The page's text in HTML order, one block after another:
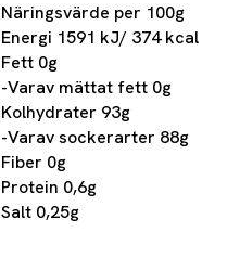
Näringsvärde per 100g
Energi 1591 kJ/ 374 kcal
Fett 0g
-Varav mättat fett 0g
Kolhydrater 93g
-Varav sockerarter 88g
Fiber 0g
Protein 0,6g
Salt 0,25g